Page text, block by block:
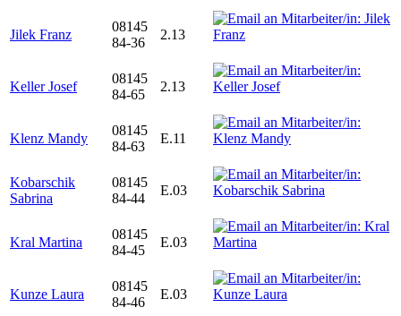
Jilek Franz
08145
84-36
2.13
Keller Josef
08145
84-65
2.13
Klenz Mandy
08145
84-63
E.11
Kobarschik
Sabrina
08145
84-44
E.03
Kral Martina
08145
84-45
E.03
Kunze Laura
08145
84-46
E.03